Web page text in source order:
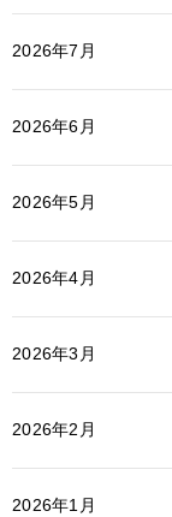
2026年7月
2026年6月
2026年5月
2026年4月
2026年3月
2026年2月
2026年1月